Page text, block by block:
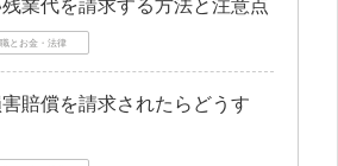
業代を請求する方法と注意点
とお金・法律
賠償を請求されたらどうす